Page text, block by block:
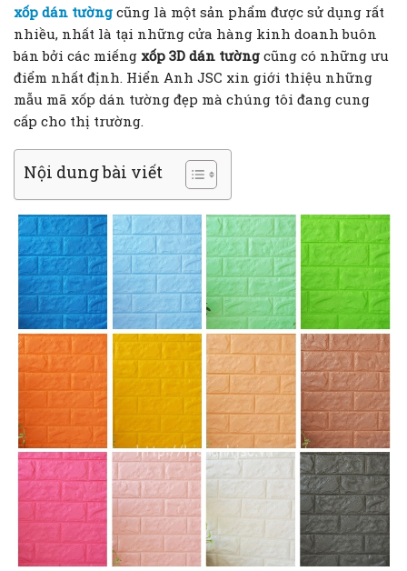
xốp dán tường cũng là một sản phẩm được sử dụng rất
nhiều, nhất là tại những cửa hàng kinh doanh buôn
bán bởi các miếng xốp 3D dán tường cũng có những ưu
điểm nhất định. Hiển Anh JSC xin giới thiệu những
mẫu mã xốp dán tường đẹp mà chúng tôi đang cung
cấp cho thị trường.
Nội dung bài viết